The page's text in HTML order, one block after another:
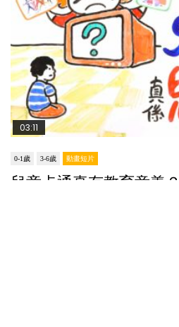
03:11
0-1歲 3-6歲 動畫短片
兒童卡通真有教育意義